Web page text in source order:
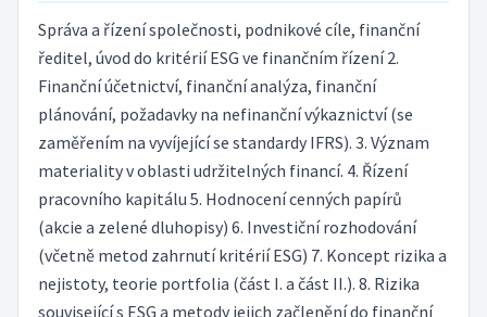
Správa a řízení společnosti, podnikové cíle, finanční
ředitel, úvod do kritérií ESG ve finančním řízení 2.
Finanční účetnictví, finanční analýza, finanční
plánování, požadavky na nefinanční výkaznictví (se
zaměřením na vyvíjející se standardy IFRS). 3. Význam
materiality v oblasti udržitelných financí. 4. Řízení
pracovního kapitálu 5. Hodnocení cenných papírů
(akcie a zelené dluhopisy) 6. Investiční rozhodování
(včetně metod zahrnutí kritérií ESG) 7. Koncept rizika a
nejistoty, teorie portfolia (část I. a část II.). 8. Rizika
související s ESG a metody jejich začlenění do finanční